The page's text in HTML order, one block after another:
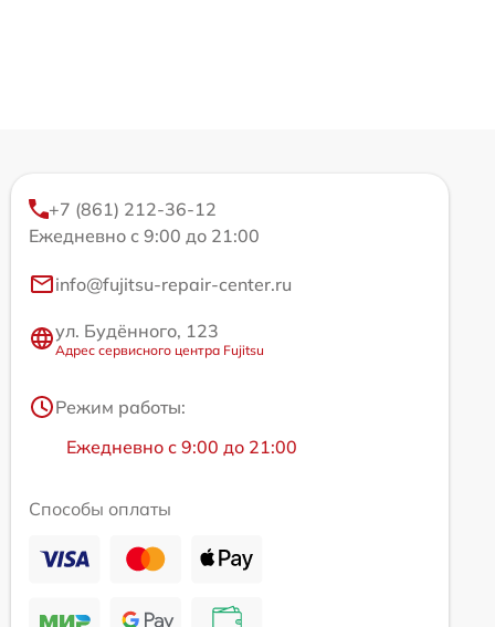
+7 (861) 212-36-12
Ежедневно с 9:00 до 21:00
info@fujitsu-repair-center.ru
ул. Будённого, 123
Адрес сервисного центра Fujitsu
Режим работы:
Ежедневно с 9:00 до 21:00
Способы оплаты